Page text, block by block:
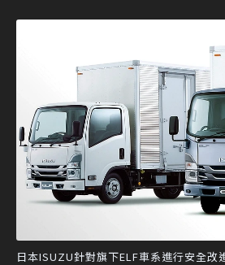
日本ISUZU針對旗下ELF車系進行安全改